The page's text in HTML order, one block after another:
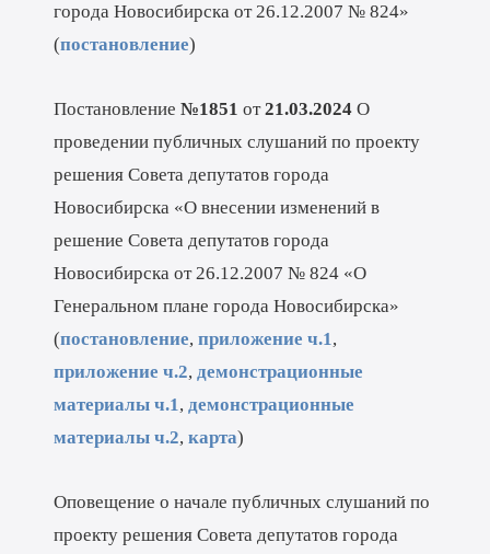
города Новосибирска от 26.12.2007 № 824»
(постановление)
Постановление №1851 от21.03.2024О
проведении публичных слушаний по проекту
решения Совета депутатов города
Новосибирска «О внесении изменений в
решение Совета депутатов города
Новосибирска от 26.12.2007 № 824 «О
Генеральном плане города Новосибирска»
(постановление, приложение ч.1,
приложение ч.2, демонстрационные
материалы ч.1, демонстрационные
материалы ч.2, карта)
Оповещение о начале публичных слушаний по
проекту решения Совета депутатов города